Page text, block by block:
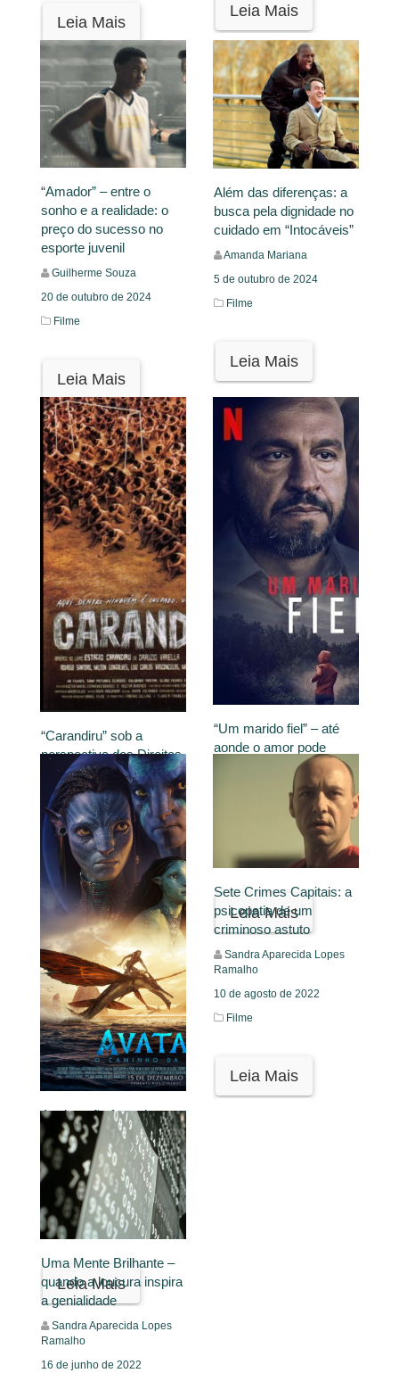
Leia Mais
Leia Mais
“Amador” – entre o
sonho e a realidade: o
preço do sucesso no
esporte juvenil
Guilherme Souza
20 de outubro de 2024
Filme
Leia Mais
Além das diferenças: a
busca pela dignidade no
cuidado em “Intocáveis”
Amanda Mariana
5 de outubro de 2024
Filme
Leia Mais
“Carandiru” sob a
perspectiva dos Direitos
Humanos
Alexia Regina Santos
17 de abril de 2024
Filme
Leia Mais
“Um marido fiel” – até
aonde o amor pode
Maria Sueli de Souza
11 de setembro de 2023
Filme
Leia Mais
A migração forçada no
filme “Avatar: o caminho
da água”
Glaub Silva dos Santos
21 de fevereiro de 2023
Filme
Leia Mais
Sete Crimes Capitais: a
psicopatia de um
criminoso astuto
Sandra Aparecida Lopes
Ramalho
10 de agosto de 2022
Filme
Leia Mais
Uma Mente Brilhante –
quando a loucura inspira
a genialidade
Sandra Aparecida Lopes
Ramalho
16 de junho de 2022